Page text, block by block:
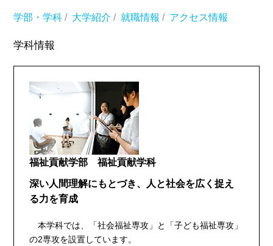
学部・学科 / 大学紹介 / 就職情報 / アクセス情報
学科情報
福祉貢献学部 福祉貢献学科
深い人間理解にもとづき、人と社会を広く捉え
る力を育成
本学科では、「社会福祉専攻」と「子ども福祉専攻」
の2専攻を設置しています。